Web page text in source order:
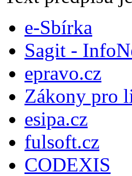
e-Sbírka
Sagit -
epravo.cz
Zákony pro
esipa.cz
fulsoft.cz
CODEXIS